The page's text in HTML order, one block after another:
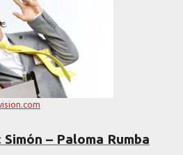
– Paloma Rumba